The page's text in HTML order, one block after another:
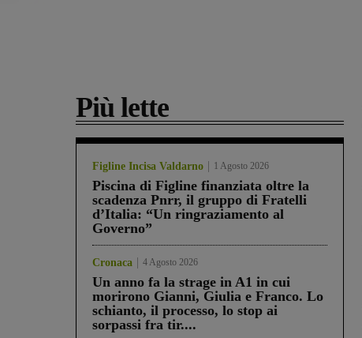
Più lette
Figline Incisa Valdarno 1 Agosto 2026
Piscina di Figline finanziata oltre la
scadenza Pnrr, il gruppo di Fratelli
d’Italia: “Un ringraziamento al
Governo”
Cronaca 4 Agosto 2026
Un anno fa la strage in A1 in cui
morirono Gianni, Giulia e Franco. Lo
schianto, il processo, lo stop ai
sorpassi fra tir....